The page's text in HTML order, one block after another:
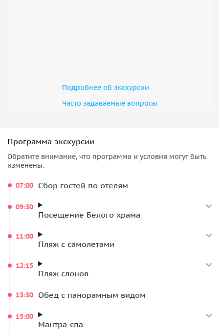
сочетая приключения со спа-релаксом и получить
уникальные впечатления, которых нет в других турах.
Подробнее об экскурсии
Часто задаваемые вопросы
Программа экскурсии
Обратите внимание, что программа и условия могут быть
изменены.
07:00 Сбор гостей по отелям
09:30
Посещение Белого храма
11:00
Пляж с самолетами
12:15
Пляж слонов
13:30 Обед с панорамным видом
15:00
Мантра-спа